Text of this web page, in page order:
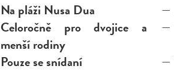
Na pláži Nusa Dua
Celoročně pro dvojice a
menší rodiny
Pouze se snídaní